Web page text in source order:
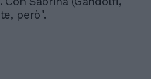
però".